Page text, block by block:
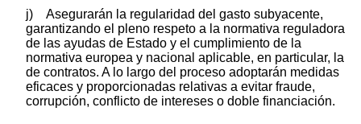
j) Asegurarán la regularidad del gasto subyacente,
garantizando el pleno respeto a la normativa reguladora
de las ayudas de Estado y el cumplimiento de la
normativa europea y nacional aplicable, en particular, la
de contratos. A lo largo del proceso adoptarán medidas
eficaces y proporcionadas relativas a evitar fraude,
corrupción, conflicto de intereses o doble financiación.